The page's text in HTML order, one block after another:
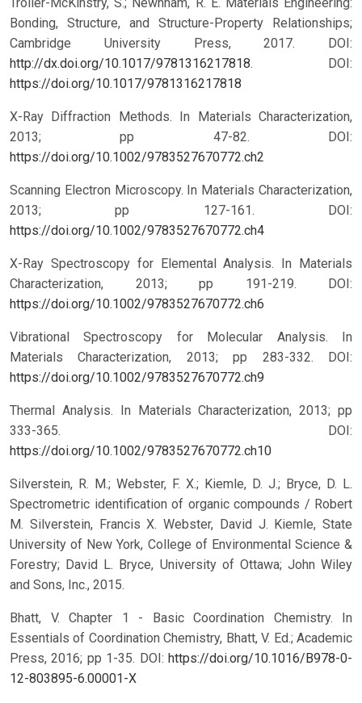
Bonding, Structure, and Structure-Property Relationships;
Cambridge University Press, 2017. DOI:
http://dx.doi.org/10.1017/9781316217818. DOI:
https://doi.org/10.1017/9781316217818
X-Ray Diffraction Methods. In Materials Characterization,
2013; pp 47-82. DOI:
https://doi.org/10.1002/9783527670772.ch2
Scanning Electron Microscopy. In Materials Characterization,
2013; pp 127-161. DOI:
https://doi.org/10.1002/9783527670772.ch4
X-Ray Spectroscopy for Elemental Analysis. In Materials
Characterization, 2013; pp 191-219. DOI:
https://doi.org/10.1002/9783527670772.ch6
Vibrational Spectroscopy for Molecular Analysis. In
Materials Characterization, 2013; pp 283-332. DOI:
https://doi.org/10.1002/9783527670772.ch9
Thermal Analysis. In Materials Characterization, 2013; pp
333-365. DOI:
https://doi.org/10.1002/9783527670772.ch10
Silverstein, R. M.; Webster, F. X.; Kiemle, D. J.; Bryce, D. L.
Spectrometric identification of organic compounds / Robert
M. Silverstein, Francis X. Webster, David J. Kiemle, State
University of New York, College of Environmental Science &
Forestry; David L. Bryce, University of Ottawa; John Wiley
and Sons, Inc., 2015.
Bhatt, V. Chapter 1 - Basic Coordination Chemistry. In
Essentials of Coordination Chemistry, Bhatt, V. Ed.; Academic
Press, 2016; pp 1-35. DOI:https://doi.org/10.1016/B978-0-
12-803895-6.00001-X